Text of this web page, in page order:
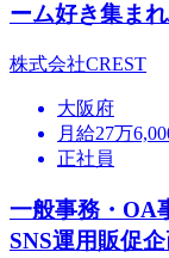
ーム好き集ま
株式会社CREST
大阪府
月給27万
正社員
一般事務・OA
SNS運用販促